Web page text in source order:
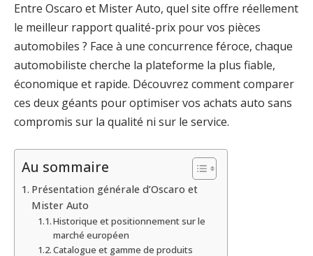
Entre Oscaro et Mister Auto, quel site offre réellement
le meilleur rapport qualité-prix pour vos pièces
automobiles ? Face à une concurrence féroce, chaque
automobiliste cherche la plateforme la plus fiable,
économique et rapide. Découvrez comment comparer
ces deux géants pour optimiser vos achats auto sans
compromis sur la qualité ni sur le service.
Au sommaire
Présentation générale d’Oscaro et
Mister Auto
Historique et positionnement sur le
marché européen
Catalogue et gamme de produits